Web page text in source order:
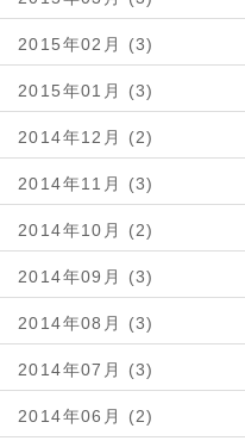
2015年02月 (3)
2015年01月 (3)
2014年12月 (2)
2014年11月 (3)
2014年10月 (2)
2014年09月 (3)
2014年08月 (3)
2014年07月 (3)
2014年06月 (2)